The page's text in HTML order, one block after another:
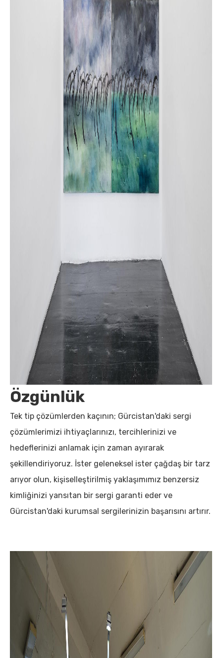
Özgünlük
Tek tip çözümlerden kaçının; Gürcistan'daki sergi
çözümlerimizi ihtiyaçlarınızı, tercihlerinizi ve
hedeflerinizi anlamak için zaman ayırarak
şekillendiriyoruz. İster geleneksel ister çağdaş bir tarz
arıyor olun, kişiselleştirilmiş yaklaşımımız benzersiz
kimliğinizi yansıtan bir sergi garanti eder ve
Gürcistan'daki kurumsal sergilerinizin başarısını artırır.